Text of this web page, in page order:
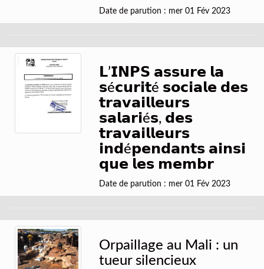
Date de parution : mer 01 Fév 2023
𝗟’𝗜𝗡𝗣𝗦 𝗮𝘀𝘀𝘂𝗿𝗲 𝗹𝗮
𝘀é𝗰𝘂𝗿𝗶𝘁é 𝘀𝗼𝗰𝗶𝗮𝗹𝗲 𝗱𝗲𝘀
𝘁𝗿𝗮𝘃𝗮𝗶𝗹𝗹𝗲𝘂𝗿𝘀
𝘀𝗮𝗹𝗮𝗿𝗶é𝘀, 𝗱𝗲𝘀
𝘁𝗿𝗮𝘃𝗮𝗶𝗹𝗹𝗲𝘂𝗿𝘀
𝗶𝗻𝗱é𝗽𝗲𝗻𝗱𝗮𝗻𝘁𝘀 𝗮𝗶𝗻𝘀𝗶
𝗾𝘂𝗲 𝗹𝗲𝘀 𝗺𝗲𝗺𝗯𝗿
Date de parution : mer 01 Fév 2023
Orpaillage au Mali : un
tueur silencieux